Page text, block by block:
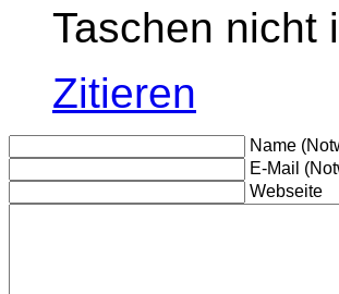
Taschen nicht
Zitieren
Name
E-Mail
Webseite